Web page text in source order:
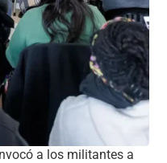
a los militantes a